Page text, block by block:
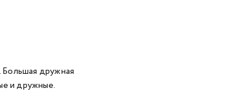
Большая дружная
и дружные.